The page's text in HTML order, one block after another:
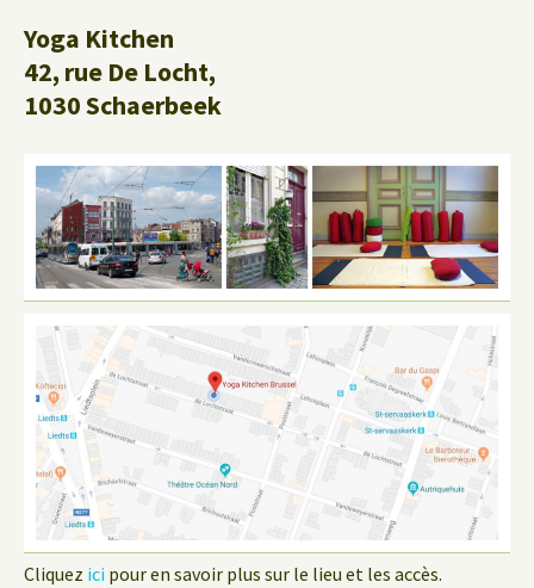
Yoga Kitchen
42, rue De Locht,
1030 Schaerbeek
Cliquez ici pour en savoir plus sur le lieu et les accès.